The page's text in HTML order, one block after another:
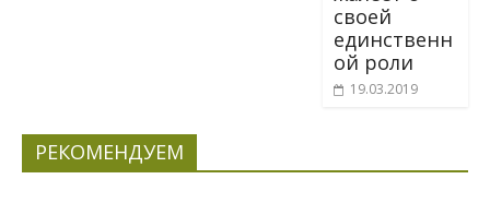
своей
единственн
ой роли
19.03.2019
РЕКОМЕНДУЕМ